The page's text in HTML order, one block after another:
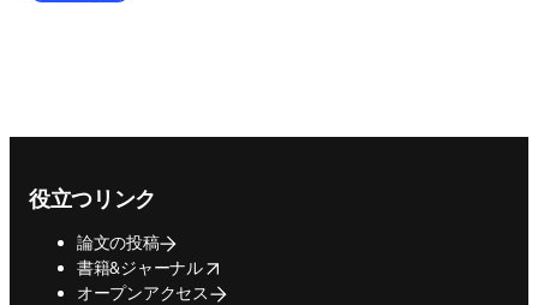
役立つリンク
論文の投稿
書籍&ジャーナル
opens in new tab/window
オープンアクセス